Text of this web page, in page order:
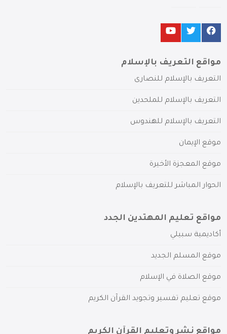
مواقع التعريف بالإسلام
التعريف بالإسلام للنصارى
التعريف بالإسلام للملحدين
التعريف بالإسلام للهندوس
موقع الإيمان
موقع المعجزة الأخيرة
الحوار المباشر للتعريف بالإسلام
مواقع تعليم المهتدين الجدد
أكاديمية سبيلي
موقع المسلم الجديد
موقع الصلاة في الإسلام
موقع تعليم تفسير وتجويد القرآن الكريم
مواقع نشر وتعليم القرآن الكريم